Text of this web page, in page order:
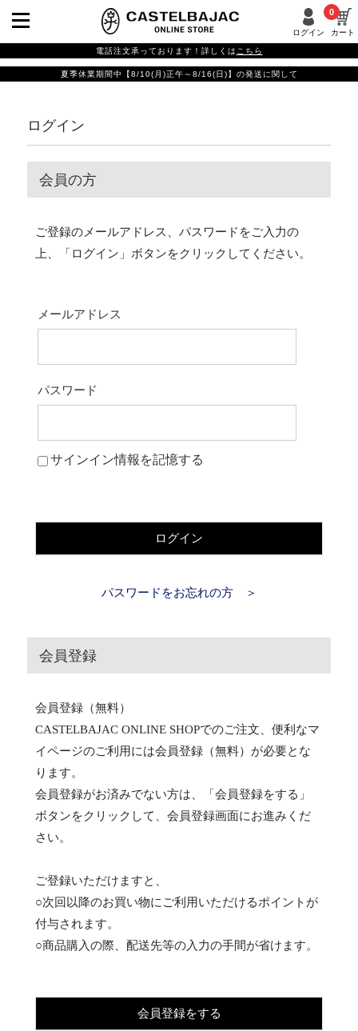
ログイン カート
0
電話注文承っております！詳しくは こちら
夏季休業期間中【8/10(月)正午～8/16(日)】の発送に関して
ログイン
会員の方
ご登録のメールアドレス、パスワードをご入力の
上、「ログイン」ボタンをクリックしてください。
メールアドレス
パスワード
サインイン情報を記憶する
ログイン
パスワードをお忘れの方 ＞
会員登録
会員登録（無料）
CASTELBAJAC ONLINE SHOPでのご注文、便利なマ
イページのご利用には会員登録（無料）が必要とな
ります。
会員登録がお済みでない方は、「会員登録をする」
ボタンをクリックして、会員登録画面にお進みくだ
さい。
ご登録いただけますと、
○次回以降のお買い物にご利用いただけるポイントが
付与されます。
○商品購入の際、配送先等の入力の手間が省けます。
会員登録をする